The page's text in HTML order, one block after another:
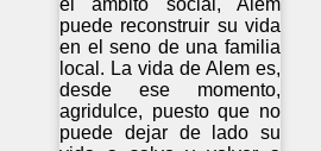
puede reconstruir su vida
en el seno de una familia
local. La vida de Alem es,
desde ese momento,
agridulce, puesto que no
puede dejar de lado su